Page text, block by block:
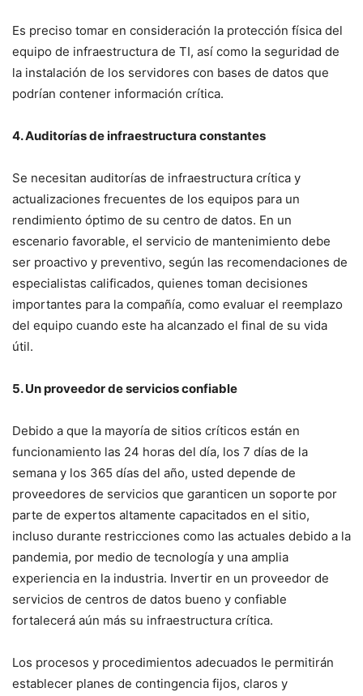
Es preciso tomar en consideración la protección física del
equipo de infraestructura de TI, así como la seguridad de
la instalación de los servidores con bases de datos que
podrían contener información crítica.
4. Auditorías de infraestructura constantes
Se necesitan auditorías de infraestructura crítica y
actualizaciones frecuentes de los equipos para un
rendimiento óptimo de su centro de datos. En un
escenario favorable, el servicio de mantenimiento debe
ser proactivo y preventivo, según las recomendaciones de
especialistas calificados, quienes toman decisiones
importantes para la compañía, como evaluar el reemplazo
del equipo cuando este ha alcanzado el final de su vida
útil.
5. Un proveedor de servicios confiable
Debido a que la mayoría de sitios críticos están en
funcionamiento las 24 horas del día, los 7 días de la
semana y los 365 días del año, usted depende de
proveedores de servicios que garanticen un soporte por
parte de expertos altamente capacitados en el sitio,
incluso durante restricciones como las actuales debido a la
pandemia, por medio de tecnología y una amplia
experiencia en la industria. Invertir en un proveedor de
servicios de centros de datos bueno y confiable
fortalecerá aún más su infraestructura crítica.
Los procesos y procedimientos adecuados le permitirán
establecer planes de contingencia fijos, claros y